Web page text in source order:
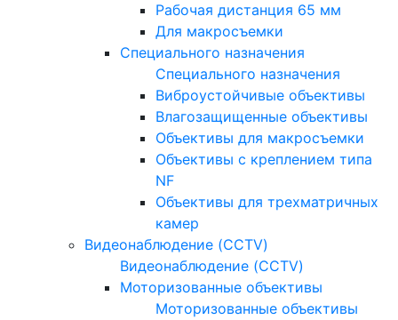
Рабочая дистанция 65 мм
Для макросъемки
Специального назначения
Специального назначения
Виброустойчивые объективы
Влагозащищенные объективы
Объективы для макросъемки
Объективы с креплением типа
NF
Объективы для трехматричных
камер
Видеонаблюдение (CCTV)
Видеонаблюдение (CCTV)
Моторизованные объективы
Моторизованные объективы